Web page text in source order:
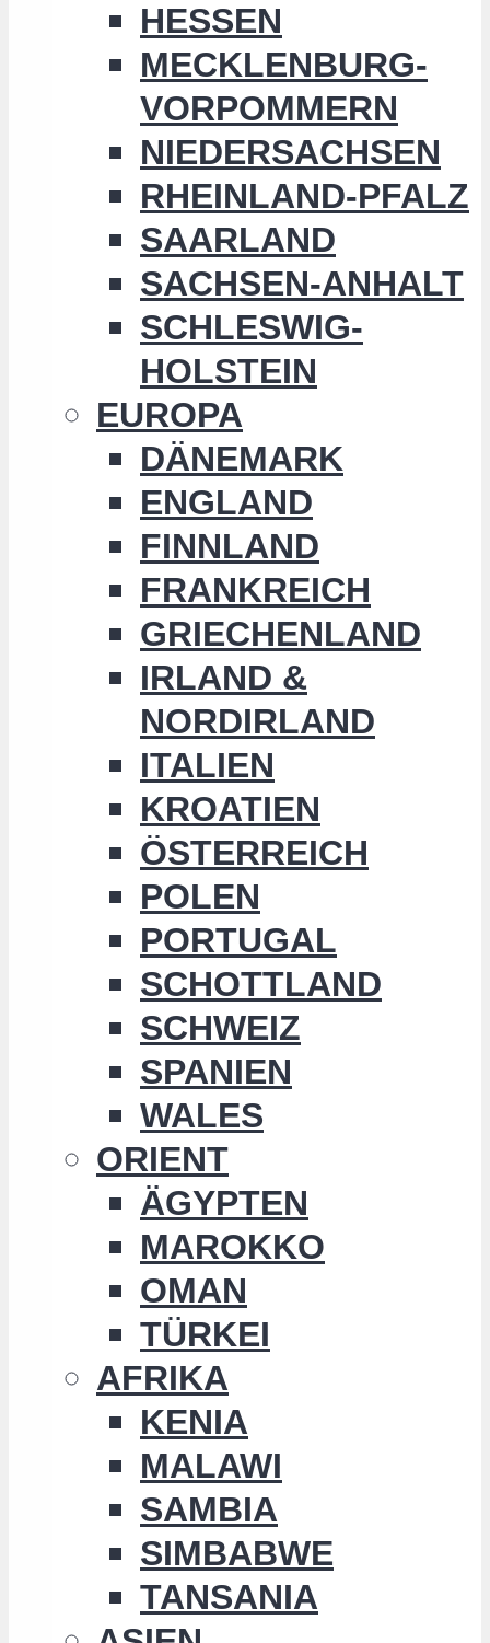
HESSEN
MECKLENBURG-
VORPOMMERN
NIEDERSACHSEN
RHEINLAND-PFALZ
SAARLAND
SACHSEN-ANHALT
SCHLESWIG-
HOLSTEIN
EUROPA
DÄNEMARK
ENGLAND
FINNLAND
FRANKREICH
GRIECHENLAND
IRLAND &
NORDIRLAND
ITALIEN
KROATIEN
ÖSTERREICH
POLEN
PORTUGAL
SCHOTTLAND
SCHWEIZ
SPANIEN
WALES
ORIENT
ÄGYPTEN
MAROKKO
OMAN
TÜRKEI
AFRIKA
KENIA
MALAWI
SAMBIA
SIMBABWE
TANSANIA